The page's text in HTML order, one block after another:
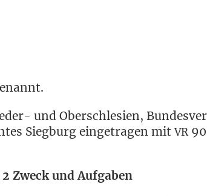
und Ober­schle­si­en,
Sieg­burg ein­ge­tra­gen mitVR
2 Zweck und Aufgaben